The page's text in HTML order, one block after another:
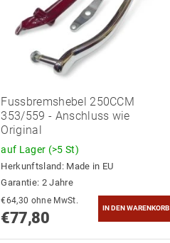
Fussbremshebel 250CCM
353/559 - Anschluss wie
Original
auf Lager (>5 St)
Herkunftsland: Made in EU
Garantie: 2 Jahre
€64,30 ohne MwSt.
€77,80